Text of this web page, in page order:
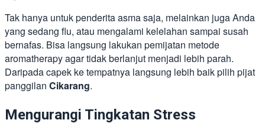
Tak hanya untuk penderita asma saja, melainkan juga Anda
yang sedang flu, atau mengalami kelelahan sampai susah
bernafas. Bisa langsung lakukan pemijatan metode
aromatherapy agar tidak berlanjut menjadi lebih parah.
Daripada capek ke tempatnya langsung lebih baik pilih pijat
panggilan Cikarang.
Mengurangi Tingkatan Stress